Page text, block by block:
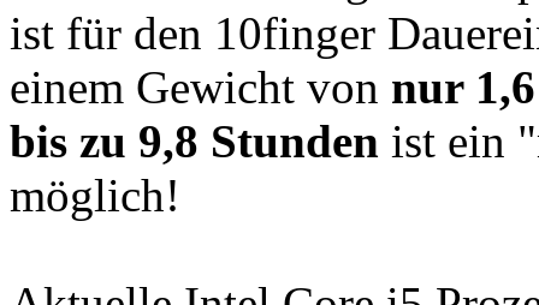
ist für den 10finger
einem Gewicht von nur
bis zu 9,8 Stunden ist ein
möglich!